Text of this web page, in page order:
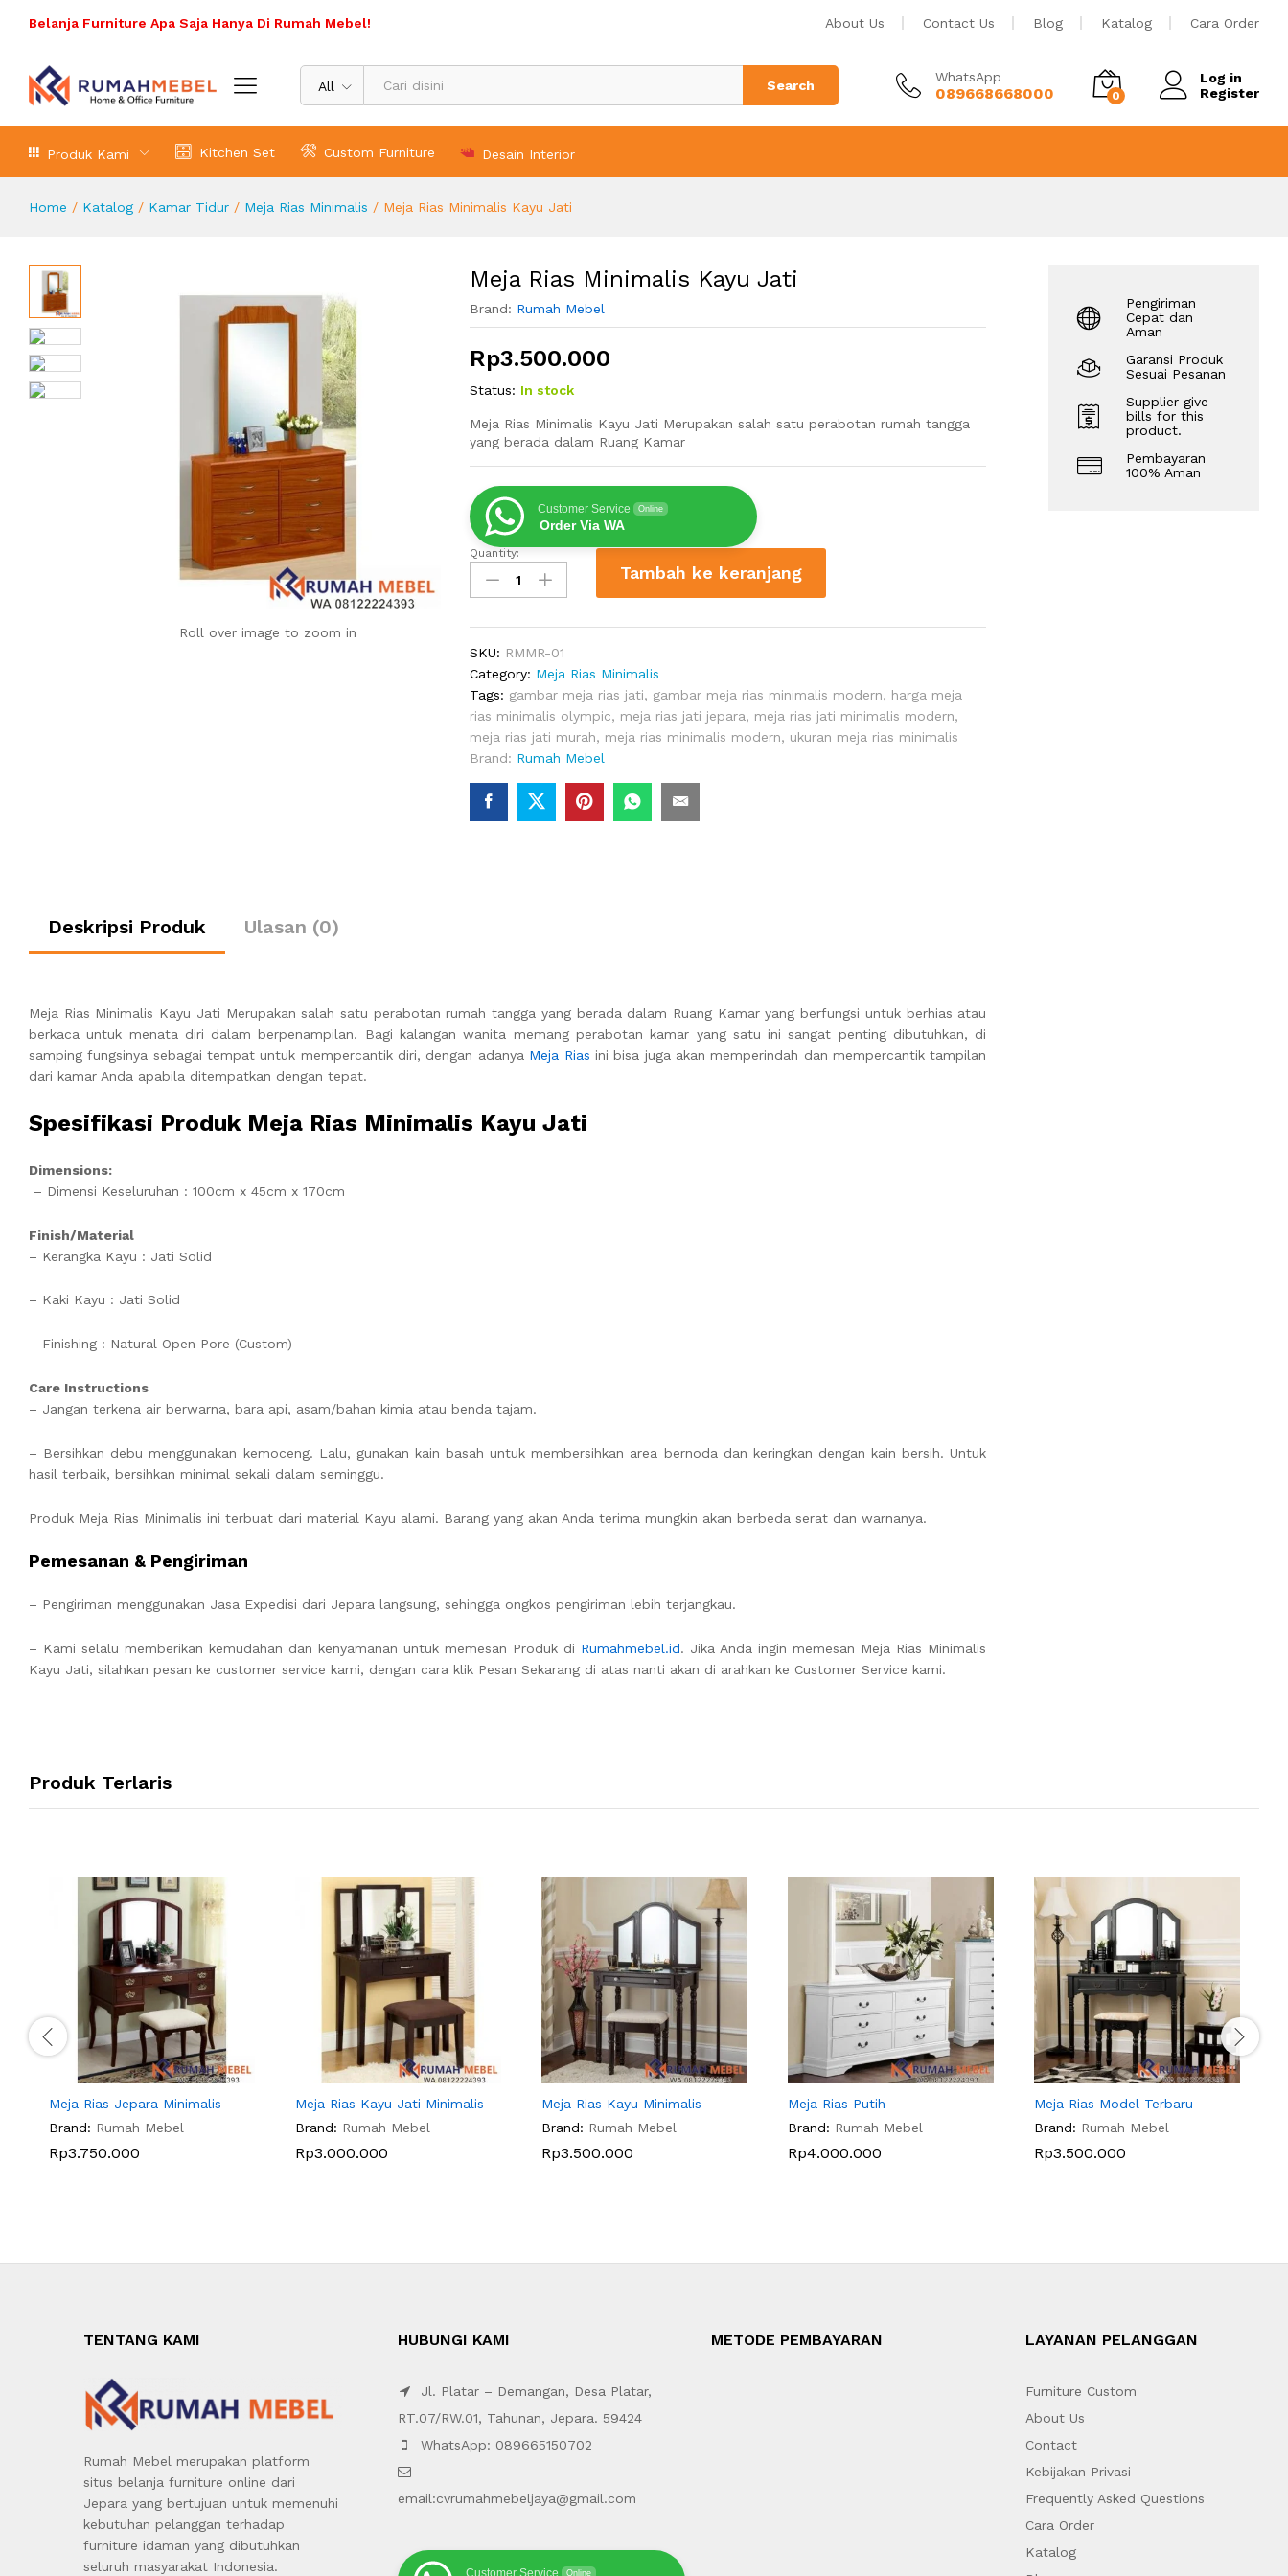
Belanja Furniture Apa Saja Hanya Di Rumah Mebel! About Us Contact Us Blog Katalog Cara Order
All Search
WhatsApp
089668668000 0
Log in
Register
Produk Kami Kitchen Set Custom Furniture Desain Interior
Home / Katalog / Kamar Tidur / Meja Rias Minimalis / Meja Rias Minimalis Kayu Jati
Roll over image to zoom in
Meja Rias Minimalis Kayu Jati
Brand: Rumah Mebel
Rp3.500.000
Status: In stock
Meja Rias Minimalis Kayu Jati Merupakan salah satu perabotan rumah tangga
yang berada dalam Ruang Kamar
Customer Service Online
Order Via WA
Meja
Rias
Minimalis
quantity
Quantity:
Tambah ke keranjang
SKU: RMMR-01
Category: Meja Rias Minimalis
Tags: gambar meja rias jati, gambar meja rias minimalis modern, harga meja
rias minimalis olympic, meja rias jati jepara, meja rias jati minimalis modern,
meja rias jati murah, meja rias minimalis modern, ukuran meja rias minimalis
Brand: Rumah Mebel
Deskripsi Produk Ulasan (0)
Meja Rias Minimalis Kayu Jati Merupakan salah satu perabotan rumah tangga yang berada dalam Ruang Kamar yang berfungsi untuk berhias atau
berkaca untuk menata diri dalam berpenampilan. Bagi kalangan wanita memang perabotan kamar yang satu ini sangat penting dibutuhkan, di
samping fungsinya sebagai tempat untuk mempercantik diri, dengan adanya Meja Rias ini bisa juga akan memperindah dan mempercantik tampilan
dari kamar Anda apabila ditempatkan dengan tepat.
Spesifikasi Produk Meja Rias Minimalis Kayu Jati
Dimensions:
– Dimensi Keseluruhan : 100cm x 45cm x 170cm
Finish/Material
– Kerangka Kayu : Jati Solid
– Kaki Kayu : Jati Solid
– Finishing : Natural Open Pore (Custom)
Care Instructions
– Jangan terkena air berwarna, bara api, asam/bahan kimia atau benda tajam.
– Bersihkan debu menggunakan kemoceng. Lalu, gunakan kain basah untuk membersihkan area bernoda dan keringkan dengan kain bersih. Untuk
hasil terbaik, bersihkan minimal sekali dalam seminggu.
Produk Meja Rias Minimalis ini terbuat dari material Kayu alami. Barang yang akan Anda terima mungkin akan berbeda serat dan warnanya.
Pemesanan & Pengiriman
– Pengiriman menggunakan Jasa Expedisi dari Jepara langsung, sehingga ongkos pengiriman lebih terjangkau.
– Kami selalu memberikan kemudahan dan kenyamanan untuk memesan Produk di Rumahmebel.id. Jika Anda ingin memesan Meja Rias Minimalis
Kayu Jati, silahkan pesan ke customer service kami, dengan cara klik Pesan Sekarang di atas nanti akan di arahkan ke Customer Service kami.
Pengiriman
Cepat dan
Aman
Garansi Produk
Sesuai Pesanan
Supplier give
bills for this
product.
Pembayaran
100% Aman
Produk Terlaris
Meja Rias Jepara Minimalis
Brand: Rumah Mebel
Rp3.750.000
Meja Rias Kayu Jati Minimalis
Brand: Rumah Mebel
Rp3.000.000
Meja Rias Kayu Minimalis
Brand: Rumah Mebel
Rp3.500.000
Meja Rias Putih
Brand: Rumah Mebel
Rp4.000.000
Meja Rias Model Terbaru
Brand: Rumah Mebel
Rp3.500.000
TENTANG KAMI
Rumah Mebel merupakan platform
situs belanja furniture online dari
Jepara yang bertujuan untuk memenuhi
kebutuhan pelanggan terhadap
furniture idaman yang dibutuhkan
seluruh masyarakat Indonesia.
HUBUNGI KAMI
Jl. Platar – Demangan, Desa Platar,
RT.07/RW.01, Tahunan, Jepara. 59424
WhatsApp: 089665150702
email:cvrumahmebeljaya@gmail.com
Online
METODE PEMBAYARAN LAYANAN PELANGGAN
Furniture Custom
About Us
Contact
Kebijakan Privasi
Frequently Asked Questions
Cara Order
Katalog
Deskripsi Produk Ulasan (0)
Rp 3.500.000 Tambah ke keranjang